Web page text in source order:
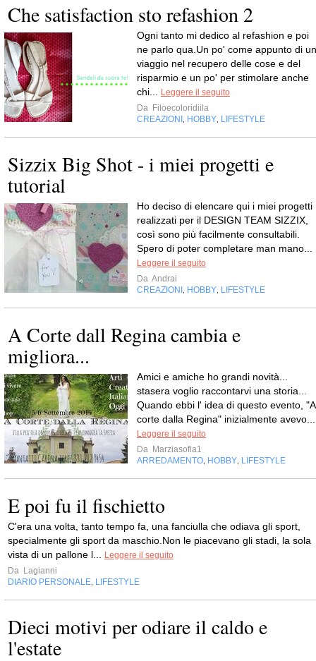
Che satisfaction sto refashion 2
Ogni tanto mi dedico al refashion e poi
ne parlo qua.Un po' come appunto di un
viaggio nel recupero delle cose e del
risparmio e un po' per stimolare anche
chi...
Leggere il seguito
Da Filoecoloridiila
CREAZIONI
HOBBY LIFESTYLE
Sizzix Big Shot - i miei progetti e
tutorial
Ho deciso di elencare qui i miei progetti
realizzati per il DESIGN TEAM SIZZIX,
così sono più facilmente consultabili.
Spero di poter completare man mano...
Leggere il seguito
Da Andrai
CREAZIONI
HOBBY LIFESTYLE
A Corte dall Regina cambia e
migliora...
Amici e amiche ho grandi novità...
stasera voglio raccontarvi una storia...
Quando ebbi l' idea di questo evento, "A
corte dalla Regina" inizialmente avevo...
Leggere il seguito
Da Marziasofia1
ARREDAMENTO HOBBY LIFESTYLE
E poi fu il fischietto
C'era una volta, tanto tempo fa, una fanciulla che odiava gli sport,
specialmente gli sport da maschio.Non le piacevano gli stadi, la sola
vista di un pallone l...
Leggere il seguito
Da Lagianni
DIARIO PERSONALE LIFESTYLE
Dieci motivi per odiare il caldo e
l'estate